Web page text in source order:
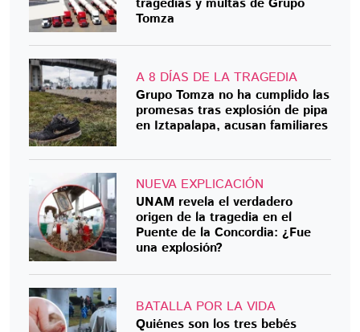
tragedias y multas de Grupo
Tomza
A 8 DÍAS DE LA TRAGEDIA
Grupo Tomza no ha cumplido las
promesas tras explosión de pipa
en Iztapalapa, acusan familiares
NUEVA EXPLICACIÓN
UNAM revela el verdadero
origen de la tragedia en el
Puente de la Concordia: ¿Fue
una explosión?
BATALLA POR LA VIDA
Quiénes son los tres bebés